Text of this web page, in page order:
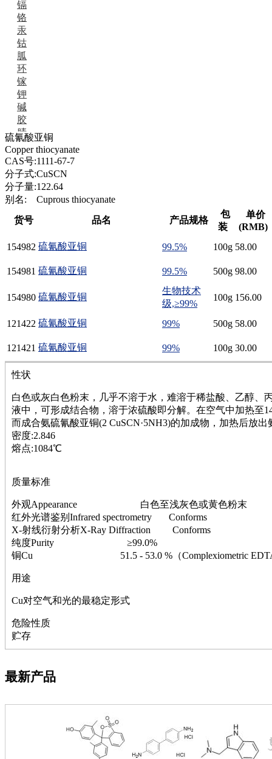
镉
铬
汞
钴
胍
环
镓
钾
碱
胶
腈
精
肼
醌
蜡
锂
磷
硫
氯
锰
酰氯
醚
脒
钠
萘
铌
脲
镍
宁
嘌呤
铅
嗪
醛
炔
噻吩
砷
试纸
锶
松
素
钛
钽
糖
硫氰酸亚铜
Copper thiocyanate
CAS号:1111-67-7
分子式:CuSCN
分子量:122.64
别名:
Cuprous thiocyanate
货号
品名 产品规格
包
装
单价
(RMB)
154982 硫氰酸亚铜 99.5% 100g 58.00
154981 硫氰酸亚铜 99.5% 500g 98.00
154980 硫氰酸亚铜
生物技术
级,≥99%
100g 156.00
121422 硫氰酸亚铜 99% 500g 58.00
121421 硫氰酸亚铜 99% 100g 30.00
性状
白色或灰白色粉末，几乎不溶于水，难溶于稀盐酸、乙醇、
液中，可形成结合物，溶于浓硫酸即分解。在空气中加热
而成合氨硫氰酸亚铜(2 CuSCN·5NH3)的加成物，加热后放出
密度:2.846
熔点:1084℃
质量标准
外观Appearance 白色至浅灰色或黄色粉末
红外光谱鉴别Infrared spectrometry Conforms
X-射线衍射分析X-Ray Diffraction Conforms
纯度Purity ≥99.0%
铜Cu 51.5 - 53.0 %（Complexiometric
用途
Cu对空气和光的最稳定形式
危险性质
贮存
最新产品